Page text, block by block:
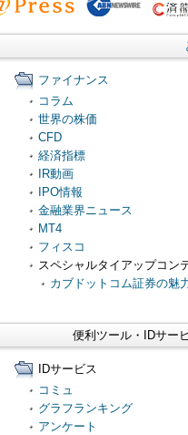
ファイナンス
コラム
世界の株価
CFD
経済指標
IR動画
IPO情報
金融業界ニュース
MT4
フィスコ
スペシャルタイアップコン
カブドットコム証券の魅
便利ツール・IDサー
IDサービス
コミュ
グラフランキング
アンケート